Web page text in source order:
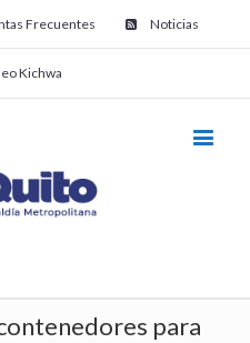
Frecuentes Noticias
Kichwa
para